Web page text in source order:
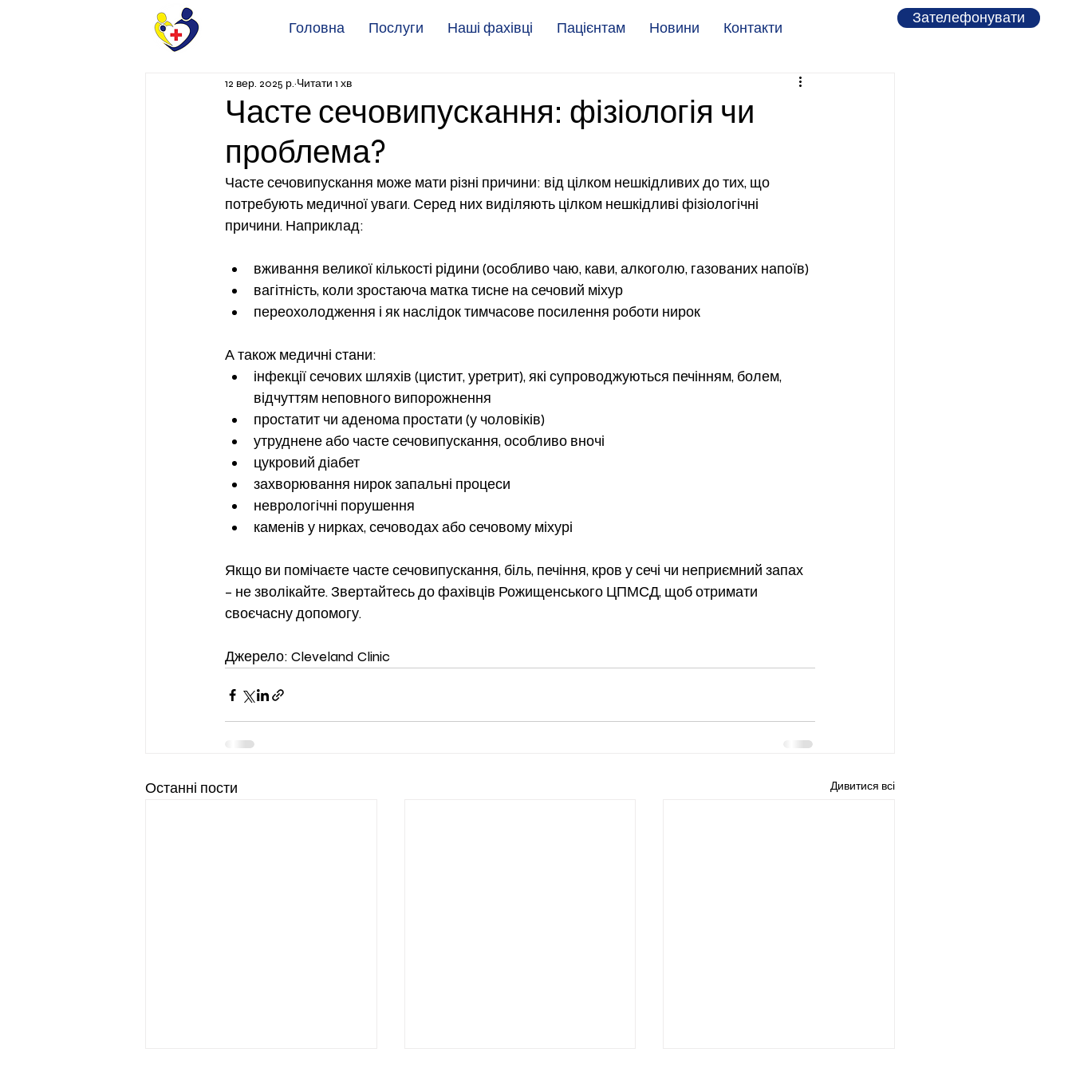
Зателефонувати
Головна Послуги Наші фахівці Пацієнтам Новини Контакти
Часте сечовипускання: фізіологія чи
проблема?
12 вер. 2025 р. Читати 1 хв
Часте сечовипускання може мати різні причини: від цілком нешкідливих до тих, що
потребують медичної уваги. Серед них виділяють цілком нешкідливі фізіологічні
причини. Наприклад:
вживання великої кількості рідини (особливо чаю, кави, алкоголю, газованих напоїв)
вагітність, коли зростаюча матка тисне на сечовий міхур
переохолодження і як наслідок тимчасове посилення роботи нирок
А також медичні стани:
інфекції сечових шляхів (цистит, уретрит), які супроводжуються печінням, болем,
відчуттям неповного випорожнення
простатит чи аденома простати (у чоловіків)
утруднене або часте сечовипускання, особливо вночі
цукровий діабет
захворювання нирок запальні процеси
неврологічні порушення
каменів у нирках, сечоводах або сечовому міхурі
Якщо ви помічаєте часте сечовипускання, біль, печіння, кров у сечі чи неприємний запах
– не зволікайте. Звертайтесь до фахівців Рожищенського ЦПМСД, щоб отримати
своєчасну допомогу.
Джерело: Cleveland Clinic
Останні пости Дивитися всі